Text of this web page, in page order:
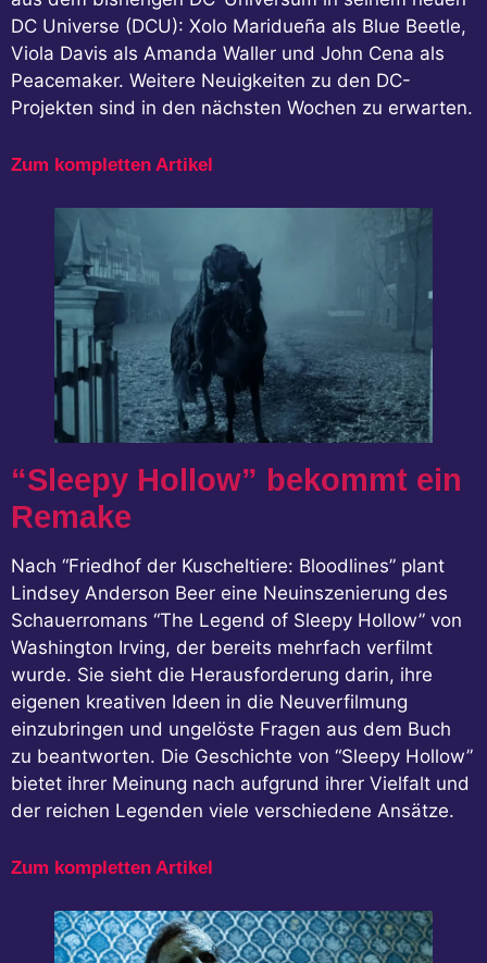
DC Universe (DCU): Xolo Maridueña als Blue Beetle,
Viola Davis als Amanda Waller und John Cena als
Peacemaker. Weitere Neuigkeiten zu den DC-
Projekten sind in den nächsten Wochen zu erwarten.
Zum kompletten Artikel
“Sleepy Hollow” bekommt ein
Remake
Nach “Friedhof der Kuscheltiere: Bloodlines” plant
Lindsey Anderson Beer eine Neuinszenierung des
Schauerromans “The Legend of Sleepy Hollow” von
Washington Irving, der bereits mehrfach verfilmt
wurde. Sie sieht die Herausforderung darin, ihre
eigenen kreativen Ideen in die Neuverfilmung
einzubringen und ungelöste Fragen aus dem Buch
zu beantworten. Die Geschichte von “Sleepy Hollow”
bietet ihrer Meinung nach aufgrund ihrer Vielfalt und
der reichen Legenden viele verschiedene Ansätze.
Zum kompletten Artikel